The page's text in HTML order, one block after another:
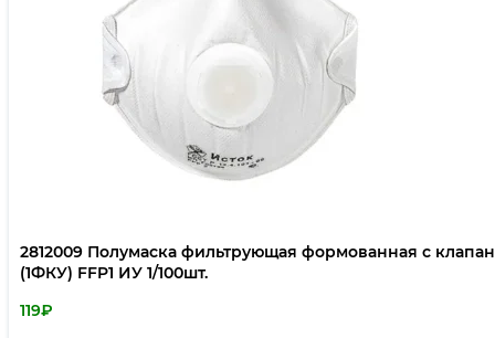
2812009 Полумаска фильтрующая формованная с
(1ФКУ) FFP1 ИУ 1/100шт.
119₽